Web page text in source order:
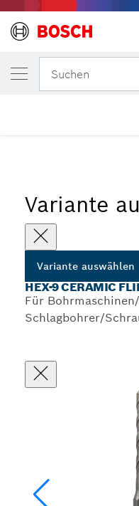
Suchen
Variante
Variante auswählen
HEX-9 CERAMIC
Für
Schlagbohrer/
DEINE AUSGEWÄHLTE
HEX-9 Ceramic